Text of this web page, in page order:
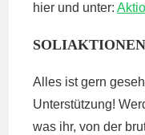
hier und unter:
Alles ist gern
Unterstützung!
was ihr, von der